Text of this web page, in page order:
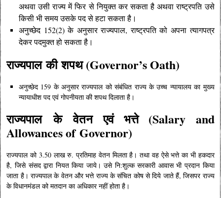
अथवा उसी राज्य में फिर से नियुक्त कर सकता है अथवा राष्ट्रपति उसे
किसी भी समय उसके पद से हटा सकता है।
अनुच्छेद 152(2) के अनुसार राज्यपाल, राष्ट्रपति को अपना त्यागपत्र
देकर पदमुक्त हो सकता है।
राज्यपालकीशपथ (Governor’s Oath)
अनुच्छेद 159 के अनुसार राज्यपाल को संबंधित राज्य के उच्च न्यायालय का मुख्य
न्यायाधीश पद एवं गोपनीयता की शपथ दिलाता है।
राज्यपाल केवेतन एवं भत्ते (Salary and
Allowances of Governor)
राज्यपाल को 3.50 लाख रु. प्रतिमाह वेतन मिलता है। तथा वह ऐसे भत्ते का भी हकदार
है, जिसे संसद द्वारा नियत किया जाये। उसे नि:शुल्क सरकारी आवास भी प्रदान किया
जाता है। राज्यपाल के वेतन और भत्ते राज्य के संचित कोष से दिये जाते हैं, जिसपर राज्य
के विधानमंडल को मतदान का अधिकार नहीं होता है।